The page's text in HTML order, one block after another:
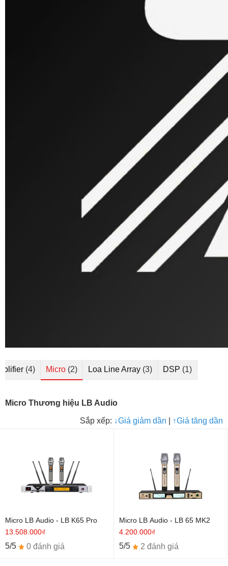
(4) Micro (2) Loa Line Array (3) DSP (1)
Micro Thương hiệu LB Audio
Sắp xếp: ↓Giá giảm dần ↑Giá tăng dần
Micro LB Audio - LB K65 Pro
13.508.000₫
5/5 0 đánh giá
Micro LB Audio - LB 65 MK2
4.200.000₫
5/5 2 đánh giá